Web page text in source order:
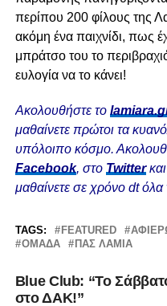
περίπου 200 φίλους της
ακόμη ένα παιχνίδι, πως
μπράτσο του το
ευλογία να το κάνει!
Ακολουθήστε το
μαθαίνετε πρώτοι τα
υπόλοιπο κόσμο.
Facebook, στο Twitter
μαθαίνετε σε χρόνο dt όλα
TAGS: FEATURED
ΟΜΆΔΑ
ΠΑΣ ΛΑΜΙΑ
Blue Club: “Το
στο ΔΑΚ!”